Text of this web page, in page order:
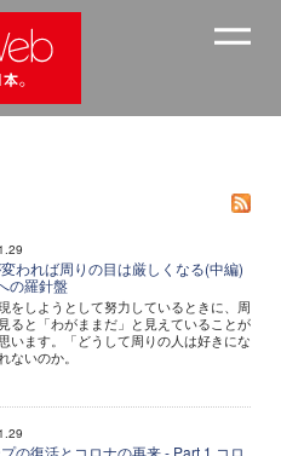
われば周りの目は厳しくなる(中編)
の羅針盤
をしようとして努力しているときに、周
ると「わがままだ」と見えていることが
います。「どうして周りの人は好きにな
ないのか。
プの復活とコロナの再来 - Part 1 コロ